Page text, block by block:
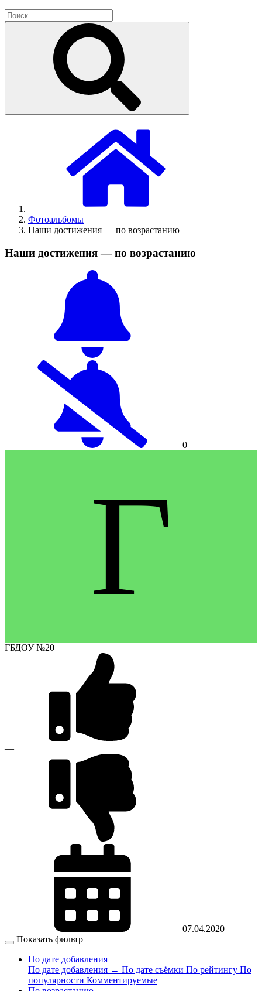
Фотоальбомы
Наши достижения — по возрастанию
Наши достижения — по возрастанию
0
Г
ГБДОУ №20
—
07.04.2020
Показать фильтр
По дате добавления
По дате добавления ← По дате съёмки По рейтингу По
популярности Комментируемые